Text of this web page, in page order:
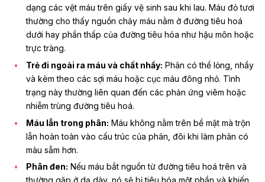
dạng các vệt máu trên giấy vệ sinh sau khi lau. Máu đỏ tươi
thường cho thấy nguồn chảy máu nằm ở đường tiêu hoá
dưới hay phần thấp của đường tiêu hóa như hậu môn hoặc
trực tràng.
Trẻ đi ngoài ra máu và chất nhầy: Phân có thể lỏng, nhầy
và kèm theo các sợi máu hoặc cục máu đông nhỏ. Tình
trạng này thường liên quan đến các phản ứng viêm hoặc
nhiễm trùng đường tiêu hoá.
Máu lẫn trong phân: Máu không nằm trên bề mặt mà trộn
lẫn hoàn toàn vào cấu trúc của phân, đôi khi làm phân có
màu sẫm hơn.
Phân đen: Nếu máu bắt nguồn từ đường tiêu hoá trên và